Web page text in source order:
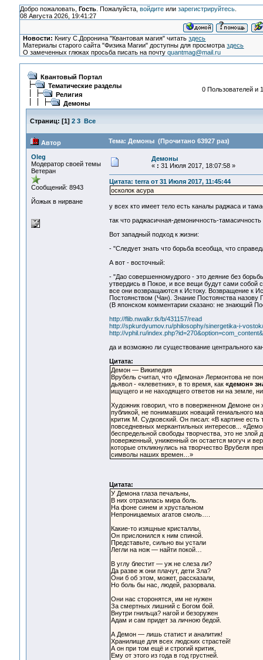
Добро пожаловать, Гость. Пожалуйста, войдитеили зарегистрируйтесь.
08 Августа 2026, 19:41:27
Новости: Книгу С.Доронина "Квантовая магия" читатьздесь
Материалы старого сайта "Физика Магии" доступны для просмотраздесь
О замеченных глюках просьба писать на почтуquantmag@mail.ru
Квантовый Портал
Тематические разделы
Религия
Демоны
0 Пользователей и
Страниц: [1] 2 3 Все
Автор Тема: Демоны (Прочитано 63927 раз)
Oleg
Модератор своей темы
Ветеран
Сообщений: 8943
Йожык в нирване
Демоны
« : 31 Июля 2017, 18:07:58 »
Цитата: terra от 31 Июля 2017, 11:45:44
осколок асура
у всех кто имеет тело есть каналы раджаса и
так что раджасичная-демоничность-
Вот западный подход к жизни:
- "Следует знать что борьба всеобща, что
А вот - восточный:
- "Дао совершенномудрого - это деяние без
утвердись в Покое, и все вещи будут сами
все они возвращаются к Истоку. Возвращение к
Постоянством (Чан). Знание Постоянства
(В японском комментарии сказано: не знающий
http://flib.nwalkr.tk/b/431157/read
http://spkurdyumov.ru/philosophy/sinergetika-i-vostok/
http://vphil.ru/
да и возможно ли существование центрального
Цитата:
Демон — Википедия
Врубель считал, что «Демона» Лермонтова не
дьявол - «клеветник», в то время, как «демон»
ищущего и не находящего ответов ни на земле,
Художник говорил, что в поверженном Демоне он
публикой, не понимавших новаций гениального
критик М. Судковский. Он писал: «В картине
повседневных меркантильных интересов...
беспредельной свободы творчества, это не
поверженный, униженный он остается могуч и
которые откликнулись на творчество Врубеля
символы наших времен…»
Цитата:
У Демона глаза печальны,
В них отразилась мира боль.
На фоне синем и хрустальном
Непроницаемых агатов смоль….
Какие-то изящные кристаллы,
Он прислонился к ним спиной.
Представьте, сильно вы устали
Легли на нож — найти покой…
В углу блестит — уж не слеза ли?
Да разве ж они плачут, дети Зла?
Они б об этом, может, рассказали,
Но боль бы нас, людей, разорвала.
Они нас сторонятся, им не нужен
За смертных лишний с Богом бой.
Внутри гнильца? нагой и безоружен
Адам и сам придет за личною бедой.
А Демон — лишь статист и аналитик!
Хранилище для всех людских страстей!
А он при том ещё и строгий критик,
Ему от этого из года в год грустней.